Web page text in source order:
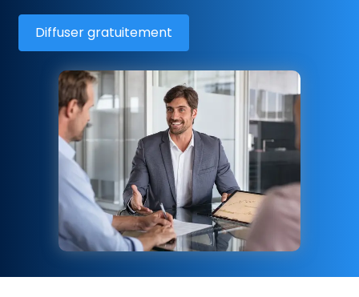
Diffuser gratuitement